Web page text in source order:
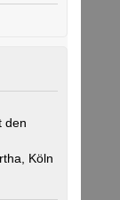
den
Köln